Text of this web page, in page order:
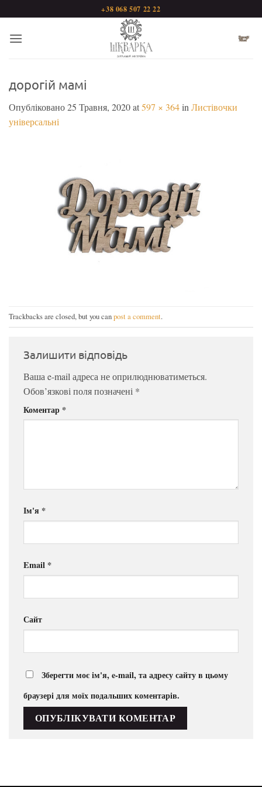
+38 068 507 22 22
дорогій мамі
Опубліковано25 Травня, 2020at597 × 364in Листівочки
універсальні
Trackbacks are closed, but you canpost a comment.
Залишити відповідь
Ваша e-mail адреса не оприлюднюватиметься.
Обов’язкові поля позначені *
Коментар *
Ім'я *
Email *
Сайт
Зберегти моє ім'я, e-mail, та адресу сайту в цьому
браузері для моїх подальших коментарів.